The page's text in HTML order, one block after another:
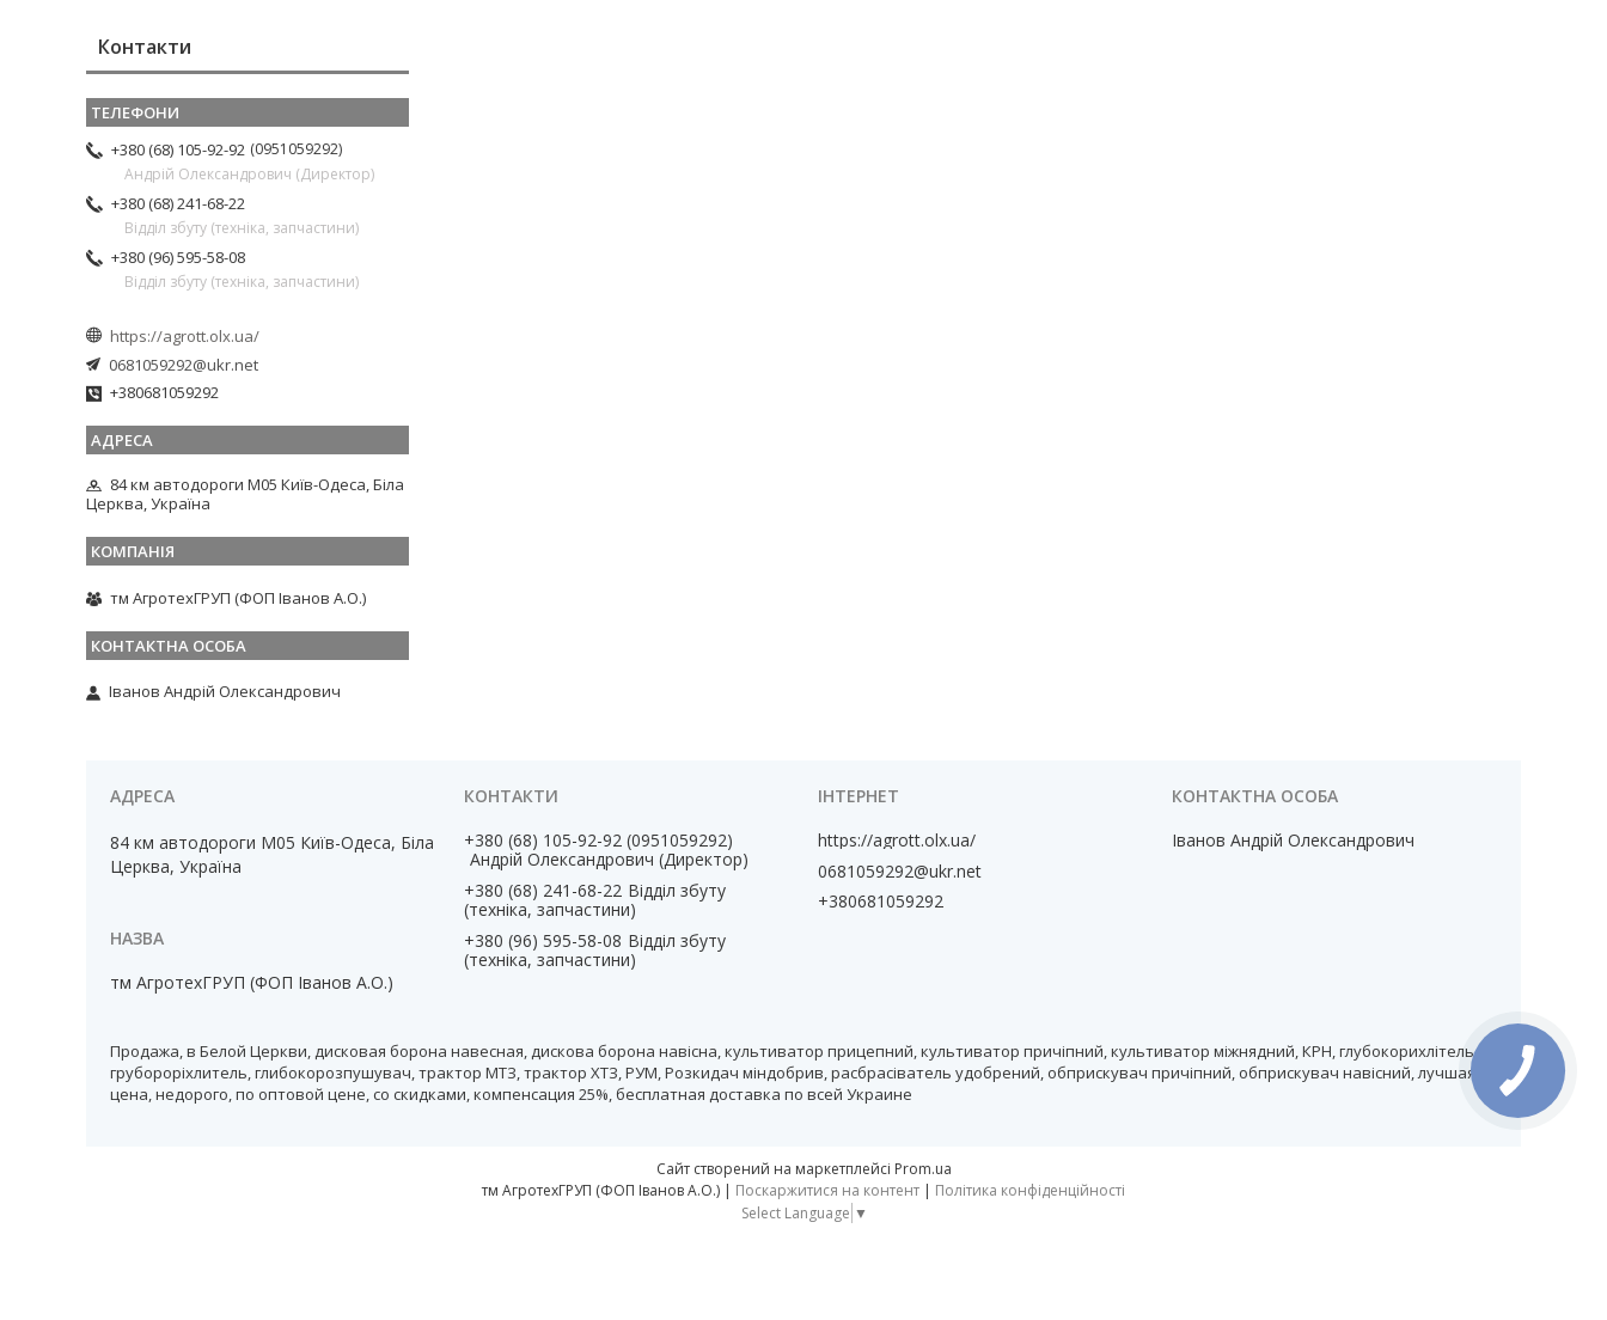
Контакти
+380 (68) 105-92-92 0951059292
Андрій Олександрович (Директор)
+380 (68) 241-68-22
Відділ збуту (техніка, запчастини)
+380 (96) 595-58-08
Відділ збуту (техніка, запчастини)
https://agrott.olx.ua/
0681059292@ukr.net
+380681059292
84 км автодороги М05 Київ-Одеса, Біла
Церква, Україна
тм АгротехГРУП (ФОП Іванов А.О.)
Іванов Андрій Олександрович
84 км автодороги М05 Київ-Одеса, Біла
Церква, Україна
тм АгротехГРУП (ФОП Іванов А.О.)
+380 (68) 105-92-92 0951059292
Андрій Олександрович (Директор)
+380 (68) 241-68-22 Відділ збуту
(техніка, запчастини)
+380 (96) 595-58-08 Відділ збуту
(техніка, запчастини)
https://agrott.olx.ua/
0681059292@ukr.net
+380681059292
Іванов Андрій Олександрович
Продажа, в Белой Церкви, дисковая борона навесная, дискова борона навісна, культиватор прицепний, культиватор причіпний, культиватор міжнядний, КРН, глубокорихлітель,
грубороріхлитель, глибокорозпушувач, трактор МТЗ, трактор ХТЗ, РУМ, Розкидач міндобрив, расбрасіватель удобрений, обприскувач причіпний, обприскувач навісний, лучшая
цена, недорого, по оптовой цене, со скидками, компенсация 25%, бесплатная доставка по всей Украине
Сайт створений на маркетплейсі Prom.ua
тм АгротехГРУП (ФОП Іванов А.О.) | Поскаржитися на контент | Політика конфіденційності
Select Language ▼